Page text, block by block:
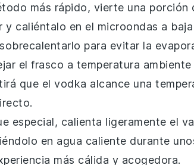
más rápido, vierte una porción
y caliéntalo en el microondas a
para evitar la
el frasco a temperatura
que el vodka alcance una
especial, calienta ligeramente el
en agua caliente durante
más cálida y acogedora.